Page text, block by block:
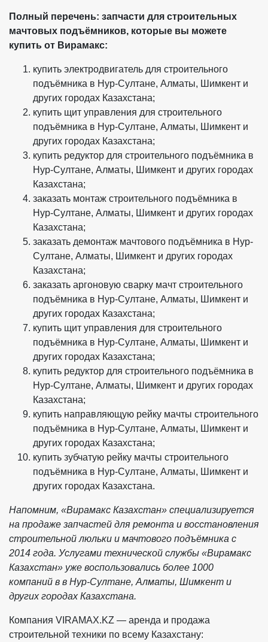
Полный перечень: запчасти для строительных
мачтовых подъёмников, которые вы можете
купить от Вирамакс:
купить электродвигатель для строительного
подъёмника в Нур-Султане, Алматы, Шимкент и
других городах Казахстана;
купить щит управления для строительного
подъёмника в Нур-Султане, Алматы, Шимкент и
других городах Казахстана;
купить редуктор для строительного подъёмника в
Нур-Султане, Алматы, Шимкент и других городах
Казахстана;
заказать монтаж строительного подъёмника в
Нур-Султане, Алматы, Шимкент и других городах
Казахстана;
заказать демонтаж мачтового подъёмника в Нур-
Султане, Алматы, Шимкент и других городах
Казахстана;
заказать аргоновую сварку мачт строительного
подъёмника в Нур-Султане, Алматы, Шимкент и
других городах Казахстана;
купить щит управления для строительного
подъёмника в Нур-Султане, Алматы, Шимкент и
других городах Казахстана;
купить редуктор для строительного подъёмника в
Нур-Султане, Алматы, Шимкент и других городах
Казахстана;
купить направляющую рейку мачты строительного
подъёмника в Нур-Султане, Алматы, Шимкент и
других городах Казахстана;
купить зубчатую рейку мачты строительного
подъёмника в Нур-Султане, Алматы, Шимкент и
других городах Казахстана.
Напомним, «Вирамакс Казахстан» специализируется
на продаже запчастей для ремонта и восстановления
строительной люльки и мачтового подъёмника с
2014 года. Услугами технической службы «Вирамакс
Казахстан» уже воспользовались более 1000
компаний в в Нур-Султане, Алматы, Шимкент и
других городах Казахстана.
Компания VIRAMAX.KZ — аренда и продажа
строительной техники по всему Казахстану: